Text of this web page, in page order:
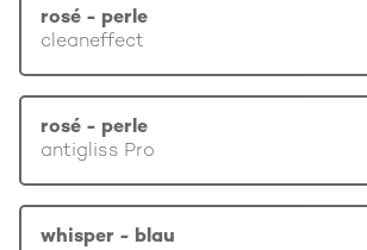
rosé - perle
cleaneffect
rosé - perle
antigliss Pro
whisper - blau